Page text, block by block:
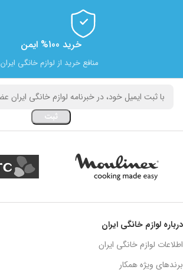
خرید 100% ایمن
منافع خرید از لوازم خانگی ایران
درباره لوازم خانگی ایران
اطلاعات لوازم خانگی ایران
برندهای ویژه همکار